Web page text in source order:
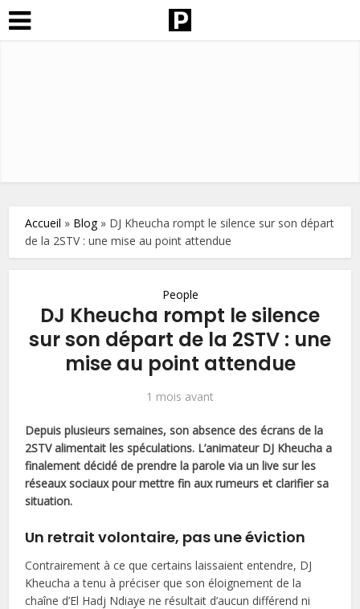
Accueil » Blog» DJ Kheucha rompt le silence sur son départ
de la 2STV : une mise au point attendue
People
DJ Kheucha rompt le silence
sur son départ de la 2STV : une
mise au point attendue
1 mois avant
Depuis plusieurs semaines, son absence des écrans de la
2STV alimentait les spéculations. L’animateur DJ Kheucha a
finalement décidé de prendre la parole via un live sur les
réseaux sociaux pour mettre fin aux rumeurs et clarifier sa
situation.
Un retrait volontaire, pas une éviction
Contrairement à ce que certains laissaient entendre, DJ
Kheucha a tenu à préciser que son éloignement de la
chaîne d’El Hadj Ndiaye ne résultait d’aucun différend ni